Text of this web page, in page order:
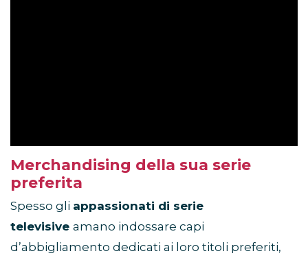
Merchandising della sua serie
preferita
Spesso gli appassionati di serie
televisive amano indossare capi
d’abbigliamento dedicati ai loro titoli preferiti,